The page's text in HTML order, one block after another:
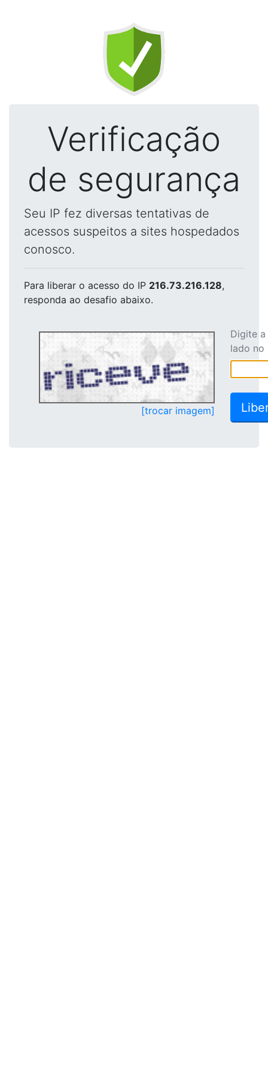
Verificação
de segurança
Seu IP fez diversas tentativas de
acessos suspeitos a sites hospedados
conosco.
Para liberar o acesso do IP 216.73.216.128,
responda ao desafio abaixo.
[trocar imagem]
Digite
lado no